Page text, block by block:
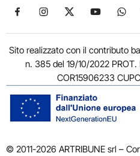
Seguici su Facebook
Seguici su Instagram
Seguici su X
Seguici su
Sito realizzato con il contributo
n. 385 del 19/10/2022
COR15906233
© 2011-2026 ARTRIBUNE srl –